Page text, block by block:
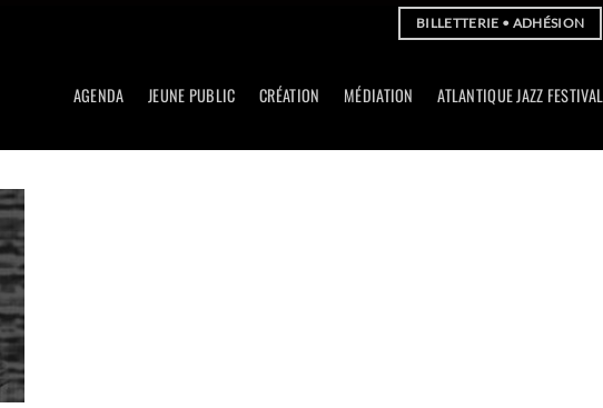
BILLETTERIE • ADHÉSION
AGENDA JEUNE PUBLIC CRÉATION MÉDIATION ATLANTIQUE JAZZ FESTIVAL